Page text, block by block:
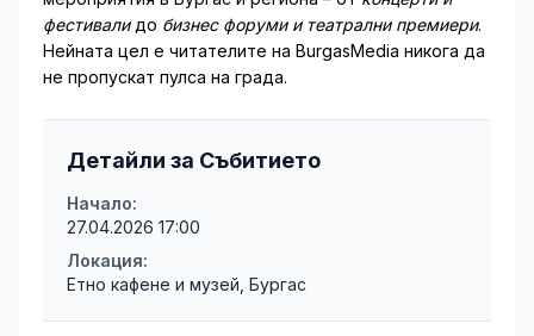
фестивалидо бизнес форуми и театрални премиери.
Нейната цел е читателите на BurgasMedia никога да
не пропускат пулса на града.
Детайли за Събитието
Начало:
27.04.2026 17:00
Локация:
Етно кафене и музей, Бургас